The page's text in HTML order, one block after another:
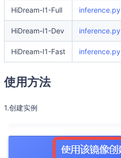
HiDream-I1-Full inference.py
HiDream-I1-Dev inference.py
HiDream-I1-Fast inference.py
使用方法
1.创建实例